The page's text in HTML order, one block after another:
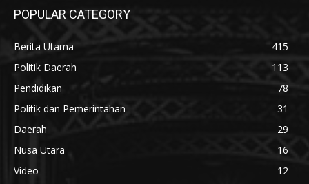
POPULAR CATEGORY
Berita Utama
415
Politik Daerah
113
Pendidikan
78
Politik dan Pemerintahan
31
Daerah
29
Nusa Utara
16
Video
12